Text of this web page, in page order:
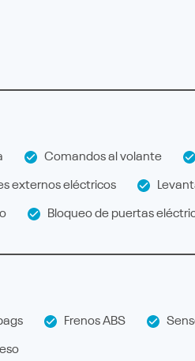
Comandos al volante
externos eléctricos
Bloqueo de puertas
Frenos ABS